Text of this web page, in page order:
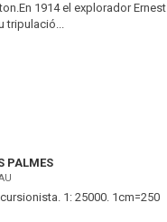
1914 el explorador Ernest
tripulació...
PALMES
1: 25000. 1cm=250